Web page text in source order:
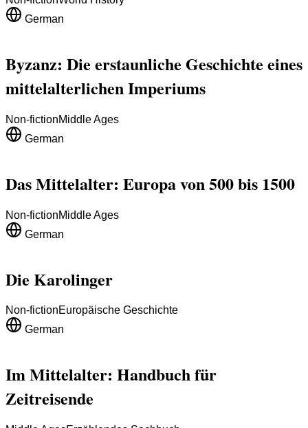
German
Byzanz: Die erstaunliche Geschichte eines
mittelalterlichen Imperiums
Non-fictionMiddle Ages
German
Das Mittelalter: Europa von 500 bis 1500
Non-fictionMiddle Ages
German
Die Karolinger
Non-fictionEuropäische Geschichte
German
Im Mittelalter: Handbuch für
Zeitreisende